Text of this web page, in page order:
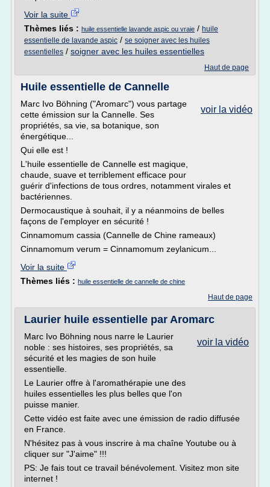
Voir la suite
Thèmes liés : huile essentielle lavande aspic ou vraie / huile
essentielle de lavande aspic / se soigner avec les huiles
essentielles / soigner avec les huiles essentielles
Haut de page
Huile essentielle de Cannelle
voir la vidéo
Marc Ivo Böhning ("Aromarc") vous partage
cette émission sur la Cannelle. Ses
propriétés, sa vie, sa botanique, son
énergétique...
Qui elle est !
L'huile essentielle de Cannelle est magique,
chaude, suave et terriblement efficace pour
guérir d'infections de tous ordres, notamment virales et
bactériennes.
Dermocaustique à souhait, il y a néanmoins de belles
façons de l'employer en sécurité !
Cinnamomum cassia (Cannelle de Chine rameaux)
Cinnamomum verum = Cinnamomum zeylanicum...
Voir la suite
Thèmes liés : huile essentielle de cannelle de chine
Haut de page
Laurier huile essentielle par Aromarc
voir la vidéo
Marc Ivo Böhning nous narre le Laurier
noble : ses histoires, ses propriétés, sa
sécurité et les magies de son huile
essentielle.
Le Laurier offre à l'aromathérapie une des
huiles essentielles les plus belles que l'on
puisse manier.
Cette vidéo est faite avec une émission de radio diffusée
en France.
N'hésitez pas à vous inscrire à ma chaîne Youtube ou à
cliquer sur "J'aime" !!!
PS: Je fais tout ce travail bénévolement. Visitez mon site
internet !